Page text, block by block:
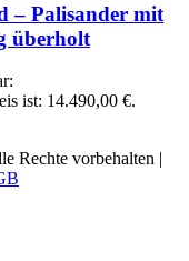
– Palisander mit
überholt
ist: 14.490,00 €.
Rechte vorbehalten |